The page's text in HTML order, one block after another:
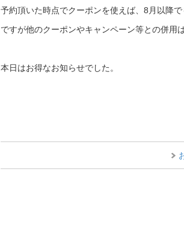
予約頂いた時点でクーポンを使えば、8月以降で
ですが他のクーポンやキャンペーン等との併用
本日はお得なお知らせでした。